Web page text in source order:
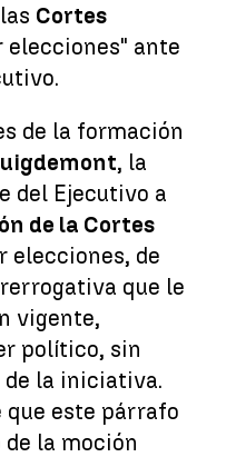
las Cortes
elecciones" ante
de la formación
, la
del Ejecutivo a
de la Cortes
elecciones, de
que le
vigente,
político, sin
de la iniciativa.
que este párrafo
la moción